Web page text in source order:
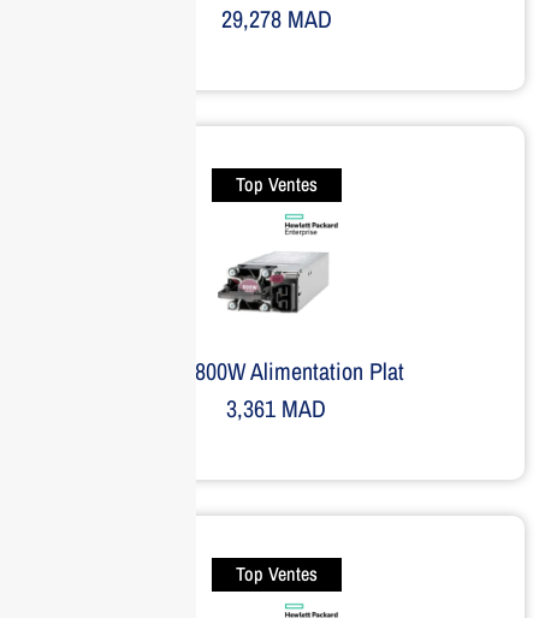
29,278MAD
Top Ventes
HPE 800W Alimentation Plat
3,361 MAD
Top Ventes